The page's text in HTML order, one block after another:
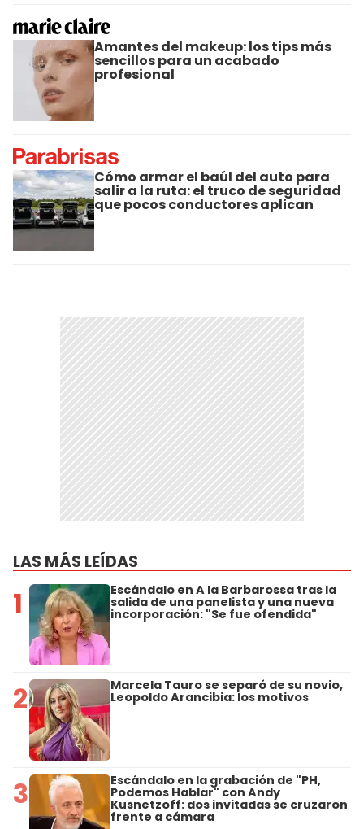
Amantes del makeup: los tips más
sencillos para un acabado
profesional
Cómo armar el baúl del auto para
salir a la ruta: el truco de seguridad
que pocos conductores aplican
LAS MÁS LEÍDAS
1 Escándalo en A la Barbarossa tras la
salida de una panelista y una nueva
incorporación: "Se fue ofendida"
2 Marcela Tauro se separó de su novio,
Leopoldo Arancibia: los motivos
3 Escándalo en la grabación de "PH,
Podemos Hablar" con Andy
Kusnetzoff: dos invitadas se cruzaron
frente a cámara